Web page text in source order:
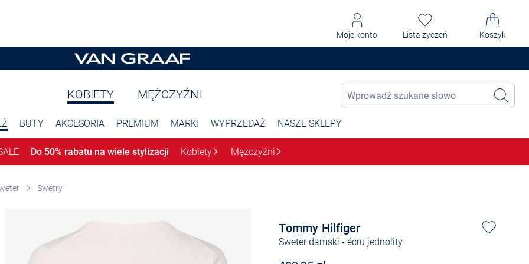
Moje konto Lista życzeń Koszyk
KOBIETY MĘŻCZYŹNI
BUTY AKCESORIA PREMIUM MARKI WYPRZEDAŻ NASZE SKLEPY
Do 50% rabatu na wiele stylizacji Kobiety Mężczyźni
Swetry
Tommy Hilfiger
Sweter damski - écru jednolity